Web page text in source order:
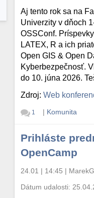
Aj tento rok sa na
Univerzity v dňoch
OSSConf.
LATEX, R a ich
Open GIS & Open
Kyberbezpečnosť.
do 10. júna 2026.
Zdroj:Web
1 | Komunita
Prihláste
OpenCamp
24.01 | 14:45 |
Dátum udalosti: